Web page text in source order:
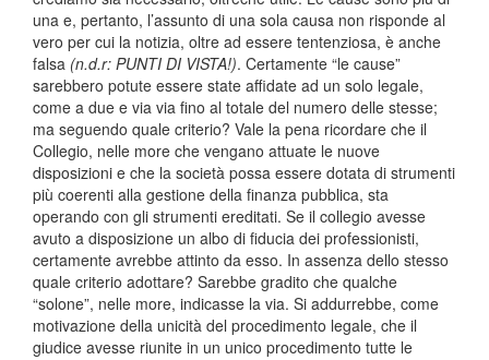
una e, pertanto, l’assunto di una sola causa non risponde al
vero per cui la notizia, oltre ad essere tentenziosa, è anche
falsa (n.d.r: PUNTI DI VISTA!). Certamente “le cause”
sarebbero potute essere state affidate ad un solo legale,
come a due e via via fino al totale del numero delle stesse;
ma seguendo quale criterio? Vale la pena ricordare che il
Collegio, nelle more che vengano attuate le nuove
disposizioni e che la società possa essere dotata di strumenti
più coerenti alla gestione della finanza pubblica, sta
operando con gli strumenti ereditati. Se il collegio avesse
avuto a disposizione un albo di fiducia dei professionisti,
certamente avrebbe attinto da esso. In assenza dello stesso
quale criterio adottare? Sarebbe gradito che qualche
“solone”, nelle more, indicasse la via. Si addurrebbe, come
motivazione della unicità del procedimento legale, che il
giudice avesse riunite in un unico procedimento tutte le